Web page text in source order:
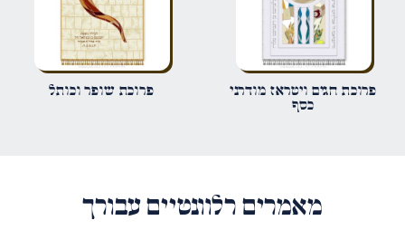
שמור בדפדפן זה את השם, האימייל והאתר שלי לפעם הבאה שאגיב.
פרוכת חגים ויטראז מודרני
כסף
פרוכת שופר וכותל
מאמרים רלוונטיים עבורך